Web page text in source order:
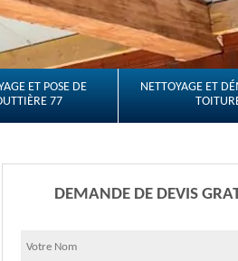
ET POSE DE
77
NETTOYAGE ET
DEMANDE DE DEVIS